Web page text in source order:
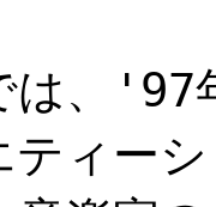
は、'97
ティー